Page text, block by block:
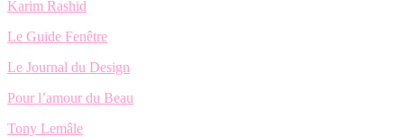
Karim Rashid
Le Guide Fenêtre
Le Journal du Design
Pour l’amour du Beau
Tony Lemâle